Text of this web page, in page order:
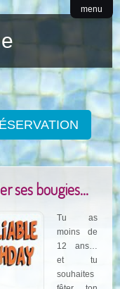
menu
ses bougies…
Tu as
moins de
12 ans…
et tu
souhaites